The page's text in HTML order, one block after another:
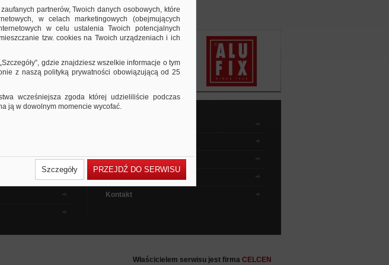
Filmy instruktażowe
Kontakt
Właścicielem serwisu jest firma CELCEN
partnerów, Twoich danych osobowych, które
w celach marketingowych (obejmujących
w celu ustalenia Twoich potencjalnych
tzw. cookies na Twoich urządzeniach i ich
gdzie znajdziesz wszelkie informacje o tym
z naszą polityką prywatności obowiązującą od 25
wcześniejsza zgoda której udzieliliście podczas
ją w dowolnym momencie wycofać.
Szczegóły PRZEJDŹ DO SERWISU